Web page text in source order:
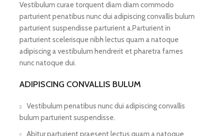
Vestibulum curae torquent diam diam commodo
parturient penatibus nunc dui adipiscing convallis bulum
parturient suspendisse parturient a.Parturient in
parturient scelerisque nibh lectus quam a natoque
adipiscing a vestibulum hendrerit et pharetra fames
nunc natoque dui.
ADIPISCING CONVALLIS BULUM
Vestibulum penatibus nunc dui adipiscing convallis
bulum parturient suspendisse.